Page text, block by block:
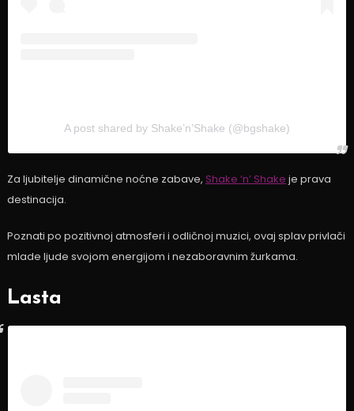
A post shared by Shake’n’Shake (@bgshake)
Za ljubitelje dinamične noćne zabave, Shake ‘n’ Shake je prava
destinacija.
Poznati po pozitivnoj atmosferi i odličnoj muzici, ovaj splav privlači
mlade ljude svojom energijom i nezaboravnim žurkama.
Lasta